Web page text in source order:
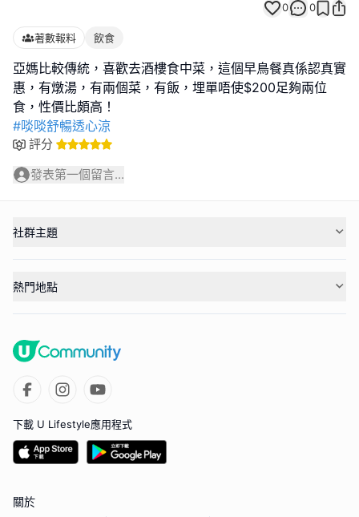
0 0
著數報料 飲食
亞媽比較傳統，喜歡去酒樓食中菜，這個早鳥餐真係認真實
惠，有燉湯，有兩個菜，有飯，埋單唔使$200足夠兩位
#啖啖舒暢透心涼
評分
發表第一個留言...
社群主題
熱門地點
下載 U Lifestyle應用程式
關於